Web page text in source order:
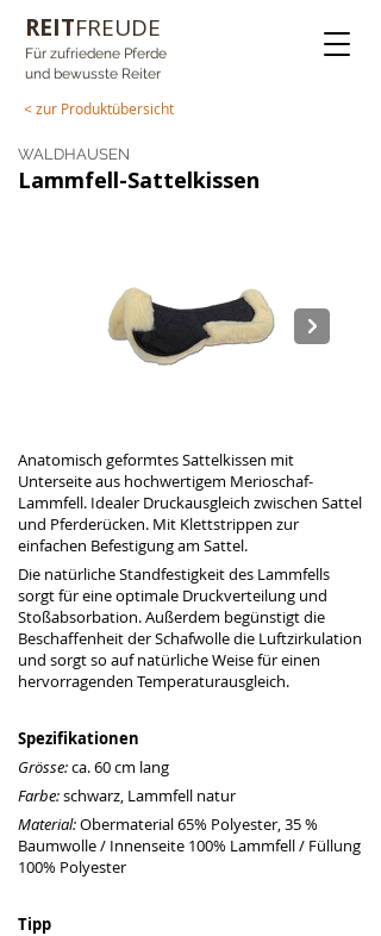
REITFREUDE
Für zufriedene Pferde
und bewusste Reiter
< zur Produktübersicht
WALDHAUSEN
Lammfell-Sattelkissen
Anatomisch geformtes Sattelkissen mit
Unterseite aus hochwertigem Merioschaf-
Lammfell. Idealer Druckausgleich zwischen Sattel
und Pferderücken. Mit Klettstrippen zur
einfachen Befestigung am Sattel.
Die natürliche Standfestigkeit des Lammfells
sorgt für eine optimale Druckverteilung und
Stoßabsorbation. Außerdem begünstigt die
Beschaffenheit der Schafwolle die Luftzirkulation
und sorgt so auf natürliche Weise für einen
hervorragenden Temperaturausgleich.
Spezifikationen
Grösse: ca. 60 cm lang
Farbe: schwarz, Lammfell natur
Material: Obermaterial 65% Polyester, 35 %
Baumwolle / Innenseite 100% Lammfell / Füllung
100% Polyester
Tipp